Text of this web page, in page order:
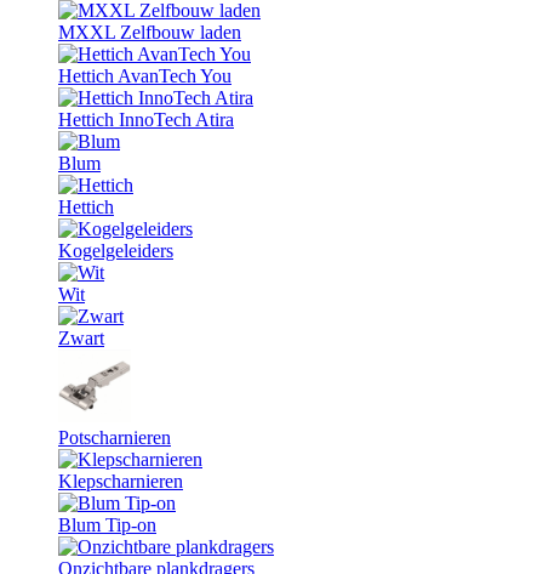
MXXL Zelfbouw laden
Hettich AvanTech You
Hettich InnoTech Atira
Blum
Hettich
Kogelgeleiders
Wit
Zwart
Potscharnieren
Klepscharnieren
Blum Tip-on
Onzichtbare plankdragers